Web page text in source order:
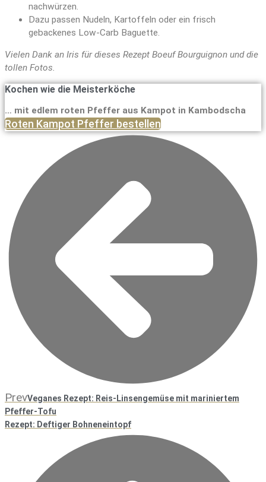
nachwürzen.
Dazu passen Nudeln, Kartoffeln oder ein frisch
gebackenes Low-Carb Baguette.
Vielen Dank an Iris für dieses Rezept Boeuf Bourguignon und die
tollen Fotos.
Kochen wie die Meisterköche
… mit edlem roten Pfeffer aus Kampot in Kambodscha
Roten Kampot Pfeffer bestellen
PrevVeganes Rezept: Reis-Linsengemüse mit mariniertem
Pfeffer-Tofu
Rezept: Deftiger Bohneneintopf